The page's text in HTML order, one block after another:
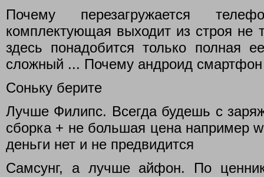
Почему перезагружается
комплектующая выходит из строя не
здесь понадобится только полная
сложный ... Почему андроид смартфон
Соньку берите
Лучше Филипс. Всегда будешь с
сборка + не большая цена например
деньги нет и не предвидится
Самсунг, а лучше айфон. По